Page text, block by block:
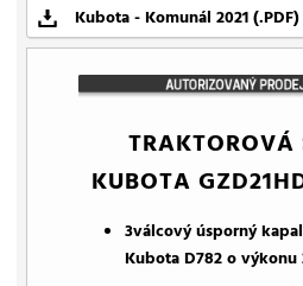
Kubota - Komunál 2021 (.PDF)
TRAKTOROVÁ
KUBOTA
3válcový úsporný
Kubota D782 o výkonu